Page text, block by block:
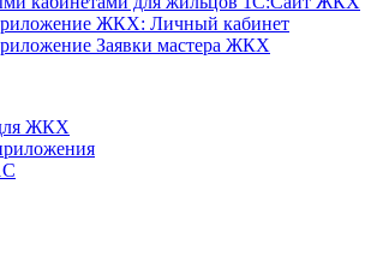
ЖКХ: Личный кабинет
Заявки мастера ЖКХ
ЖКХ